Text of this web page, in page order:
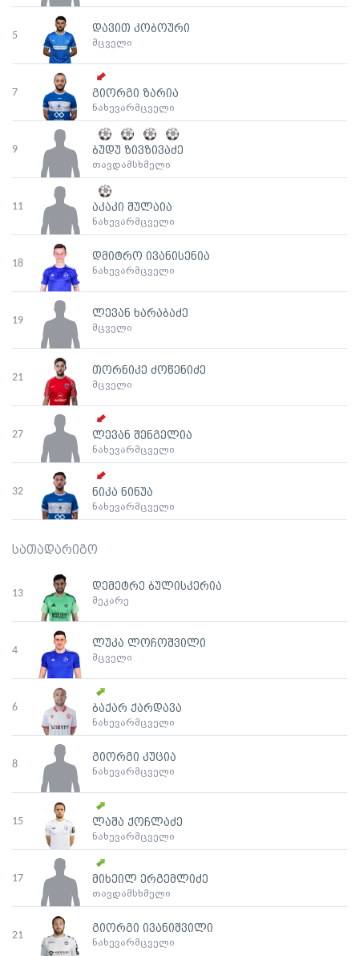
5
დავით კობოური
მცველი
7 გიორგი ზარია
ნახევარმცველი
9 ბუდუ ზივზივაძე
თავდამსხმელი
11 აკაკი შულაია
ნახევარმცველი
18
დმიტრო ივანისენია
ნახევარმცველი
19
ლევან ხარაბაძე
მცველი
21
თორნიკე ძოწენიძე
მცველი
27 ლევან შენგელია
ნახევარმცველი
32 ნიკა ნინუა
ნახევარმცველი
სათადარიგო
13
დემეტრე ბულისკერია
მეკარე
4
ლუკა ლოჩოშვილი
მცველი
6 ბაქარ ქარდავა
ნახევარმცველი
8
გიორგი კუცია
ნახევარმცველი
15 ლაშა ქოჩლაძე
ნახევარმცველი
17 მიხეილ ერგემლიძე
თავდამსხმელი
21
გიორგი ივანიშვილი
ნახევარმცველი